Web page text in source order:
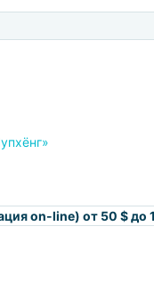
on-line) от 50 $ до